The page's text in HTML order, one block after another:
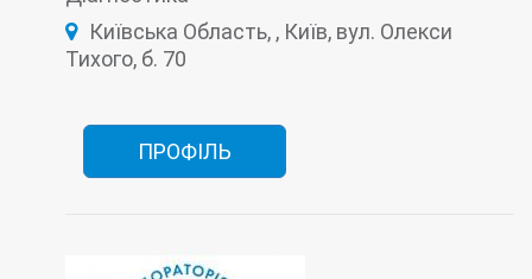
Інфекційна лабораторія
Лабораторія контролю анемії
Тиреоїдна лабораторія
Цитологічна лабораторія
Київська Область, , Київ, вул. Олекси
Тихого, б. 70
ПРОФІЛЬ